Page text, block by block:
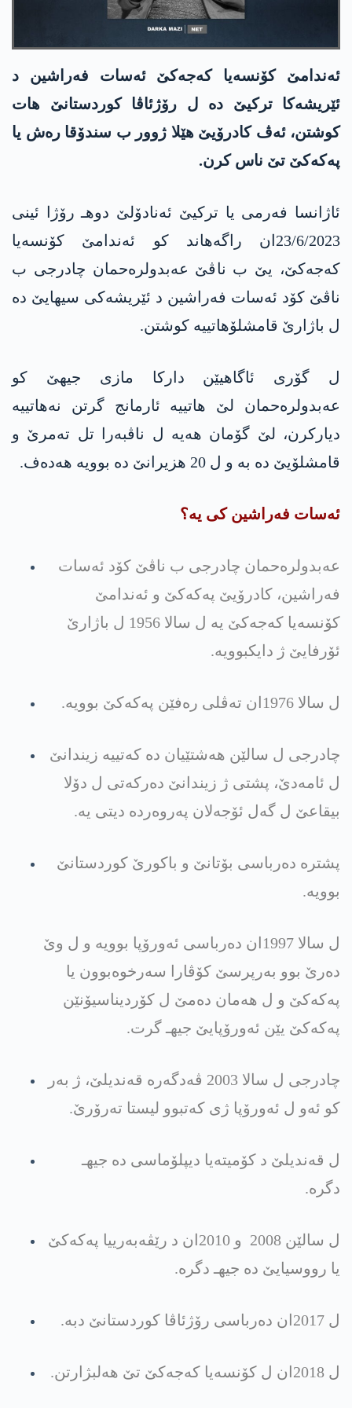
ئه‌ندامێ كۆنسه‌یا كه‌جه‌كێ ئه‌سات فه‌راشین د
ئێریشه‌كا تركیێ ده‌ ل رۆژئاڤا كوردستانێ هات
كوشتن، ئه‌ڤ كادرۆیێ هێلا ژوور ب سندۆقا ره‌ش یا
په‌كه‌كێ تێ ناس كرن.
ئاژانسا فه‌رمی یا تركیێ ئه‌نادۆلێ دوهـ رۆژا ئینی
23/6/2023ان راگه‌هاند كو ئه‌ندامێ كۆنسه‌یا
كه‌جه‌كێ، یێ ب ناڤێ عه‌بدولره‌حمان چادرجی ب
ناڤێ كۆد ئه‌سات فه‌راشین د ئێریشه‌كی سیهایێ ده‌
ل باژارێ قامشلۆهاتییه‌ كوشتن.
ل گۆری ئاگاهیێن داركا مازی جیهێ كو
عه‌بدولره‌حمان لێ هاتییه‌ ئارمانج گرتن نه‌‌هاتییه‌
دیاركرن، لێ گۆمان هه‌یه‌ ل ناڤبه‌را تل ته‌مرێ و
قامشلۆیێ ده‌ به‌ و ل 20 هزیرانێ ده بوویه‌ هه‌ده‌ف‌.
ئه‌سات فه‌راشین كی یه‌؟
عه‌بدولره‌حمان چادرجی ب ناڤێ كۆد ئه‌سات
فه‌راشین، كادرۆیێ په‌كه‌كێ و ئه‌ندامێ
كۆنسه‌یا كه‌جه‌كێ یه‌ ل سالا 1956 ل باژارێ
ئۆرفایێ ژ دایكبوویه.‌
ل سالا 1976ان ته‌ڤلی ره‌فێن په‌كه‌كێ بوویه‌.
چادرجی ل سالێن هه‌شتێیان ده‌ كه‌تییه‌ زیندانێ
ل ئامه‌دێ، پشتی ژ زیندانێ ده‌ركه‌تی‌ ل دۆلا
بیقاعێ ل گه‌ل ئۆجه‌لان په‌روه‌رده‌ دیتی یه‌.
پشتره‌ ده‌رباسی بۆتانێ و باكورێ كوردستانێ
بوویه‌.
ل سالا 1997ان ده‌رباسی ئه‌ورۆپا بوویه‌ و ل وێ
ده‌رێ بوو به‌رپرسێ كۆڤارا سه‌رخوه‌بوون یا
په‌كه‌كێ و ل هه‌مان ده‌مێ ل كۆردیناسیۆنێن
په‌كه‌كێ یێن ئه‌ورۆپایێ جیهـ گرت.
چادرجی ل سالا 2003 ڤه‌دگه‌ره‌ قه‌ندیلێ، ژ به‌ر
كو ئه‌و ل ئه‌ورۆپا ژی كه‌تبوو لیستا ته‌رۆرێ.
ل قه‌ندیلێ د كۆمیته‌یا دیپلۆماسی ده‌ جیهـ
دگره‌.
ل سالێن 2008 و 2010ان د رێڤه‌به‌رییا په‌كه‌كێ
یا رووسیایێ ده‌ جیهـ دگره‌.
ل 2017ان ده‌رباسی رۆژئاڤا كوردستانێ دبه‌.
ل 2018ان ل كۆنسه‌یا كه‌جه‌كێ تێ هه‌لبژارتن.